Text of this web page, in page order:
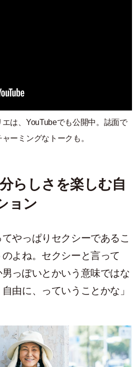
は、YouTubeでも公開中。誌面で
ーミングなトークも。
らしさを楽しむ自
ョン
てやっぱりセクシーであるこ
よね。セクシーと言って
っぽいとかいう意味ではな
由に、っていうことかな」